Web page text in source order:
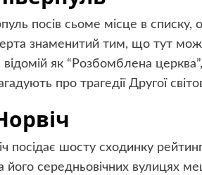
посів сьоме місце в
знаменитий тим, що тут
відомій як “Розбомблена
про трагедії Другої
посідає шосту сходинку
його середньовічних вулицях